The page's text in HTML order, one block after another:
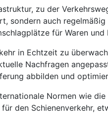
zu der
sondern auch
für Waren und
in Echtzeit zu
Nachfragen
abbilden und
Normen wie die
den Schienenverkehr,